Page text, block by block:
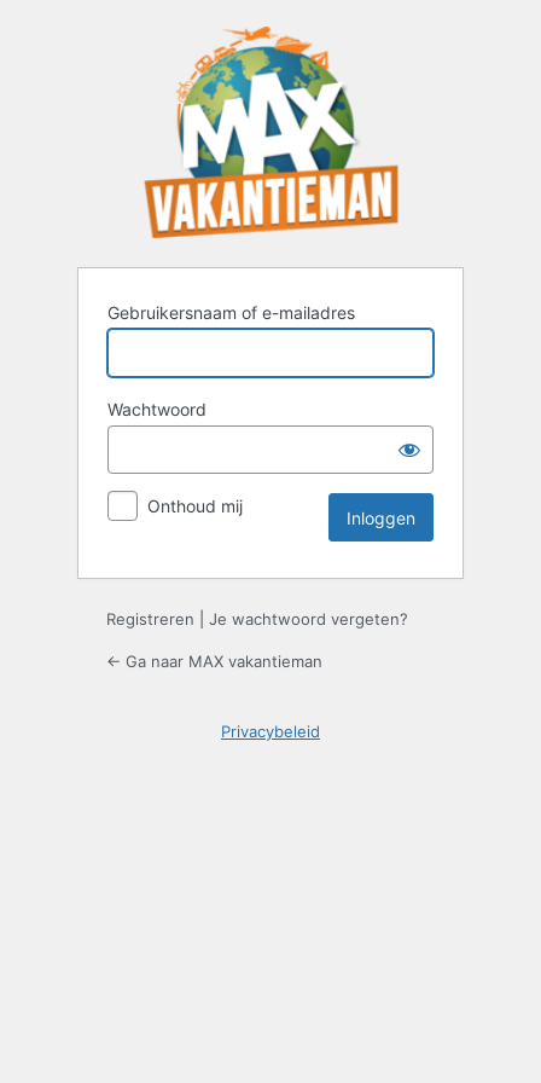
Gebruikersnaam of e-mailadres
Wachtwoord
Onthoud mij
Registreren Je wachtwoord vergeten?
← Ga naar MAX vakantieman
Privacybeleid